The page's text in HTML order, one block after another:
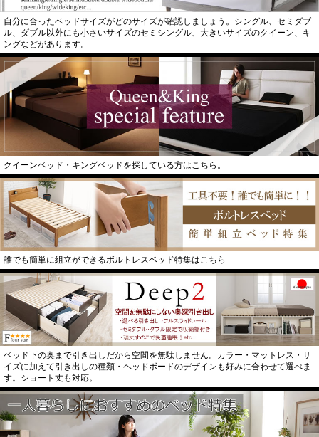
自分に合ったベッドサイズがどのサイズが確認しましょう。シングル、セミダブ
ル、ダブル以外にも小さいサイズのセミシングル、大きいサイズのクイーン、キ
ングなどがあります。
クイーンベッド・キングベッドを探している方はこちら。
誰でも簡単に組立ができるボルトレスベッド特集はこちら
ベッド下の奥まで引き出しだから空間を無駄しません。カラー・マットレス・サ
イズに加えて引き出しの種類・ヘッドボードのデザインも好みに合わせて選べま
す。ショート丈も対応。